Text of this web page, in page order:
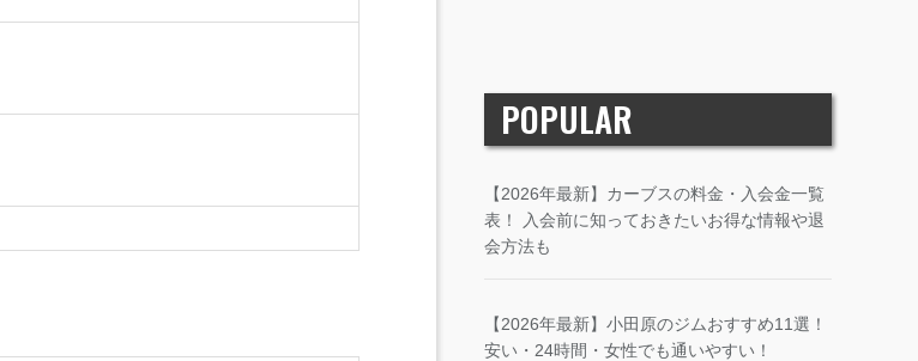
POPULAR
【2026年最新】カーブスの料金・入会金一覧
表！ 入会前に知っておきたいお得な情報や退
会方法も
【2026年最新】小田原のジムおすすめ11選！
安い・24時間・女性でも通いやすい！